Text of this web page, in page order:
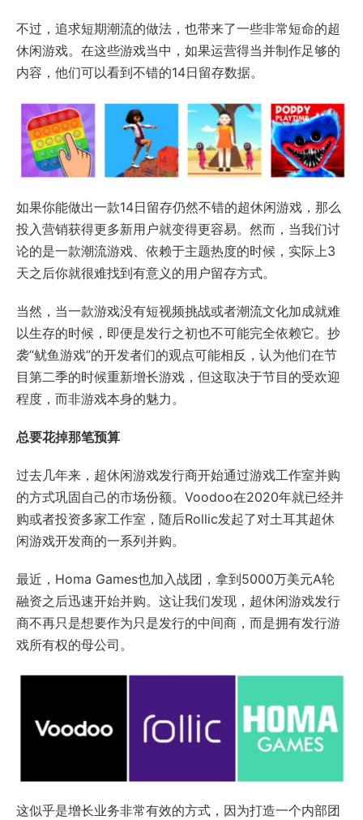
不过，追求短期潮流的做法，也带来了一些非常短命的超
休闲游戏。在这些游戏当中，如果运营得当并制作足够的
内容，他们可以看到不错的14日留存数据。
如果你能做出一款14日留存仍然不错的超休闲游戏，那么
投入营销获得更多新用户就变得更容易。然而，当我们讨
论的是一款潮流游戏、依赖于主题热度的时候，实际上3
天之后你就很难找到有意义的用户留存方式。
当然，当一款游戏没有短视频挑战或者潮流文化加成就难
以生存的时候，即便是发行之初也不可能完全依赖它。抄
袭“鱿鱼游戏”的开发者们的观点可能相反，认为他们在节
目第二季的时候重新增长游戏，但这取决于节目的受欢迎
程度，而非游戏本身的魅力。
总要花掉那笔预算
过去几年来，超休闲游戏发行商开始通过游戏工作室并购
的方式巩固自己的市场份额。Voodoo在2020年就已经并
购或者投资多家工作室，随后Rollic发起了对土耳其超休
闲游戏开发商的一系列并购。
最近，Homa Games也加入战团，拿到5000万美元A轮
融资之后迅速开始并购。这让我们发现，超休闲游戏发行
商不再只是想要作为只是发行的中间商，而是拥有发行游
戏所有权的母公司。
这似乎是增长业务非常有效的方式，因为打造一个内部团